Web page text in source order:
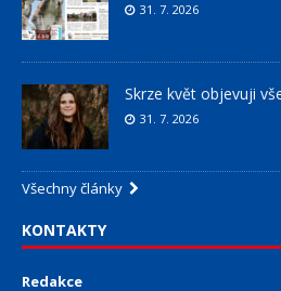
31. 7. 2026
Skrze květ objevuji
31. 7. 2026
Všechny články
KONTAKTY
Redakce